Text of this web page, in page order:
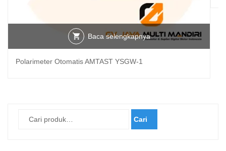
Baca selengkapnya
Polarimeter Otomatis AMTAST YSGW-1
Cari